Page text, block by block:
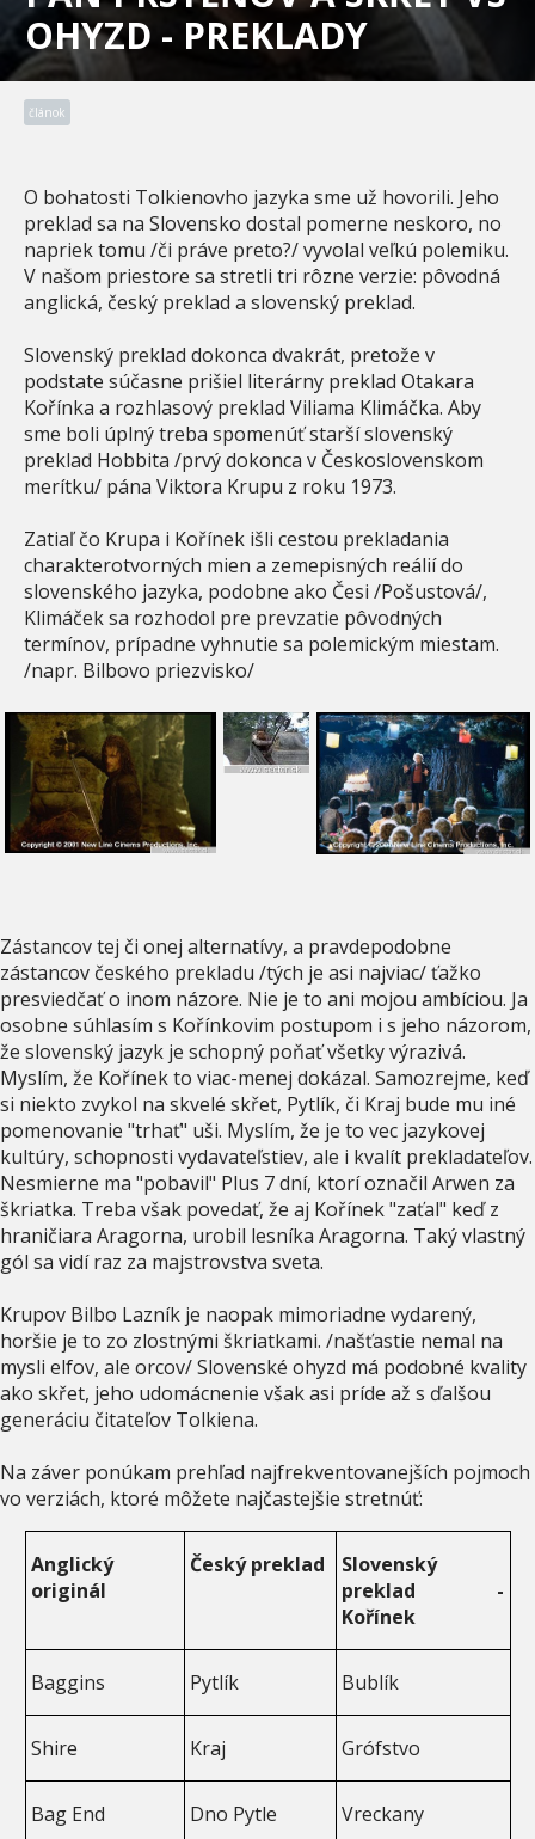
OHYZD - PREKLADY
článok
O bohatosti Tolkienovho jazyka sme už hovorili. Jeho
preklad sa na Slovensko dostal pomerne neskoro, no
napriek tomu /či práve preto?/ vyvolal veľkú polemiku.
V našom priestore sa stretli tri rôzne verzie: pôvodná
anglická, český preklad a slovenský preklad.
Slovenský preklad dokonca dvakrát, pretože v
podstate súčasne prišiel literárny preklad Otakara
Kořínka a rozhlasový preklad Viliama Klimáčka. Aby
sme boli úplný treba spomenúť starší slovenský
preklad Hobbita /prvý dokonca v Československom
merítku/ pána Viktora Krupu z roku 1973.
Zatiaľ čo Krupa i Kořínek išli cestou prekladania
charakterotvorných mien a zemepisných reálií do
slovenského jazyka, podobne ako Česi /Pošustová/,
Klimáček sa rozhodol pre prevzatie pôvodných
termínov, prípadne vyhnutie sa polemickým miestam.
/napr. Bilbovo priezvisko/
Zástancov tej či onej alternatívy, a pravdepodobne
zástancov českého prekladu /tých je asi najviac/ ťažko
presviedčať o inom názore. Nie je to ani mojou ambíciou. Ja
osobne súhlasím s Kořínkovim postupom i s jeho názorom,
že slovenský jazyk je schopný poňať všetky výrazivá.
Myslím, že Kořínek to viac-menej dokázal. Samozrejme, keď
si niekto zvykol na skvelé skřet, Pytlík, či Kraj bude mu iné
pomenovanie "trhať" uši. Myslím, že je to vec jazykovej
kultúry, schopnosti vydavateľstiev, ale i kvalít prekladateľov.
Nesmierne ma "pobavil" Plus 7 dní, ktorí označil Arwen za
škriatka. Treba však povedať, že aj Kořínek "zaťal" keď z
hraničiara Aragorna, urobil lesníka Aragorna. Taký vlastný
gól sa vidí raz za majstrovstva sveta.
Krupov Bilbo Lazník je naopak mimoriadne vydarený,
horšie je to zo zlostnými škriatkami. /našťastie nemal na
mysli elfov, ale orcov/ Slovenské ohyzd má podobné kvality
ako skřet, jeho udomácnenie však asi príde až s ďalšou
generáciu čitateľov Tolkiena.
Na záver ponúkam prehľad najfrekventovanejších pojmoch
vo verziách, ktoré môžete najčastejšie stretnúť:
Anglický
originál
Český preklad
Slovenský
preklad -
Kořínek
Baggins Pytlík Bublík
Shire Kraj Grófstvo
Bag End Dno Pytle Vreckany